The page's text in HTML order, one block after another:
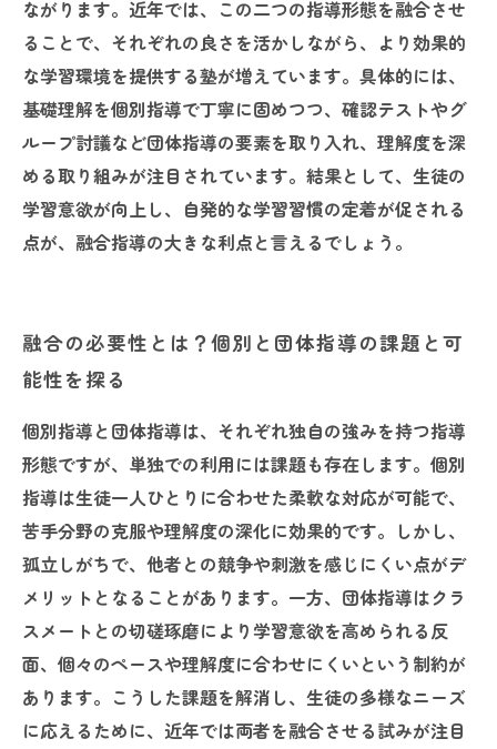
ながります。近年では、この二つの指導形態を融合させ
ることで、それぞれの良さを活かしながら、より効果的
な学習環境を提供する塾が増えています。具体的には、
基礎理解を個別指導で丁寧に固めつつ、確認テストやグ
ループ討議など団体指導の要素を取り入れ、理解度を深
める取り組みが注目されています。結果として、生徒の
学習意欲が向上し、自発的な学習習慣の定着が促される
点が、融合指導の大きな利点と言えるでしょう。
融合の必要性とは？個別と団体指導の課題と可
能性を探る
個別指導と団体指導は、それぞれ独自の強みを持つ指導
形態ですが、単独での利用には課題も存在します。個別
指導は生徒一人ひとりに合わせた柔軟な対応が可能で、
苦手分野の克服や理解度の深化に効果的です。しかし、
孤立しがちで、他者との競争や刺激を感じにくい点がデ
メリットとなることがあります。一方、団体指導はクラ
スメートとの切磋琢磨により学習意欲を高められる反
面、個々のペースや理解度に合わせにくいという制約が
あります。こうした課題を解消し、生徒の多様なニーズ
に応えるために、近年では両者を融合させる試みが注目